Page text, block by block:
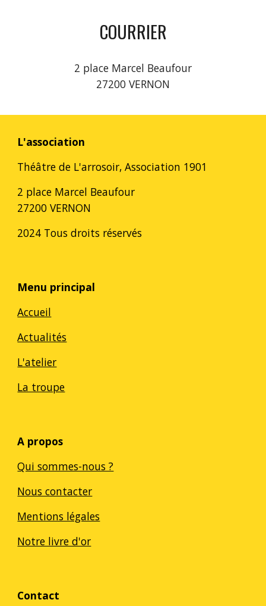
COURRIER
2 place Marcel Beaufour
27200 VERNON
L'association
Théâtre de L'arrosoir, Association 1901
2 place Marcel Beaufour
27200 VERNON
2024 Tous droits réservés
Menu principal
Accueil
Actualités
L'atelier
La troupe
A propos
Qui sommes-nous ?
Nous contacter
Mentions légales
Notre livre d'or
Contact